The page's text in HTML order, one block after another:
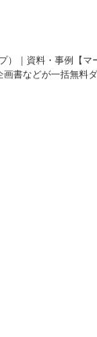
）｜資料・事例【
画書などが一括無料